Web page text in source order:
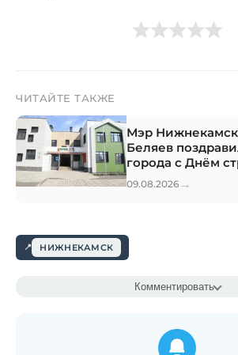
ЧИТАЙТЕ ТАКЖЕ
Мэр
Беляев
города с Днём
09.08.2026 →
НИЖНЕКАМСК
Комментировать